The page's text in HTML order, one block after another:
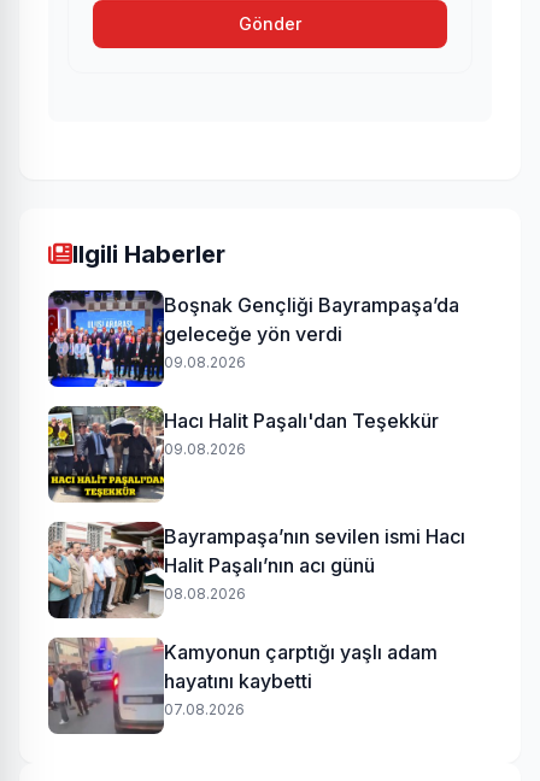
Gönder
Ilgili Haberler
Boşnak Gençliği Bayrampaşa’da
geleceğe yön verdi
09.08.2026
Hacı Halit Paşalı'dan Teşekkür
09.08.2026
Bayrampaşa’nın sevilen ismi Hacı
Halit Paşalı’nın acı günü
08.08.2026
Kamyonun çarptığı yaşlı adam
hayatını kaybetti
07.08.2026